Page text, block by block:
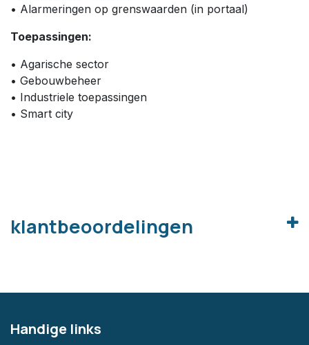
• Alarmeringen op grenswaarden (in portaal)
Toepassingen:
• Agarische sector
• Gebouwbeheer
• Industriele toepassingen
• Smart city
klantbeoordelingen
Handige links